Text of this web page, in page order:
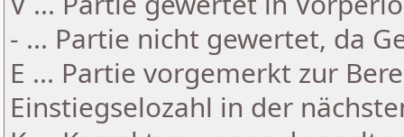
- ... Partie nicht gewertet, da
E ... Partie vorgemerkt zur
Einstiegselozahl in der